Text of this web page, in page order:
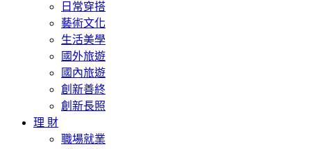
日常穿搭
藝術文化
生活美學
國外旅遊
國內旅遊
創新善終
創新長照
理 財
職場就業